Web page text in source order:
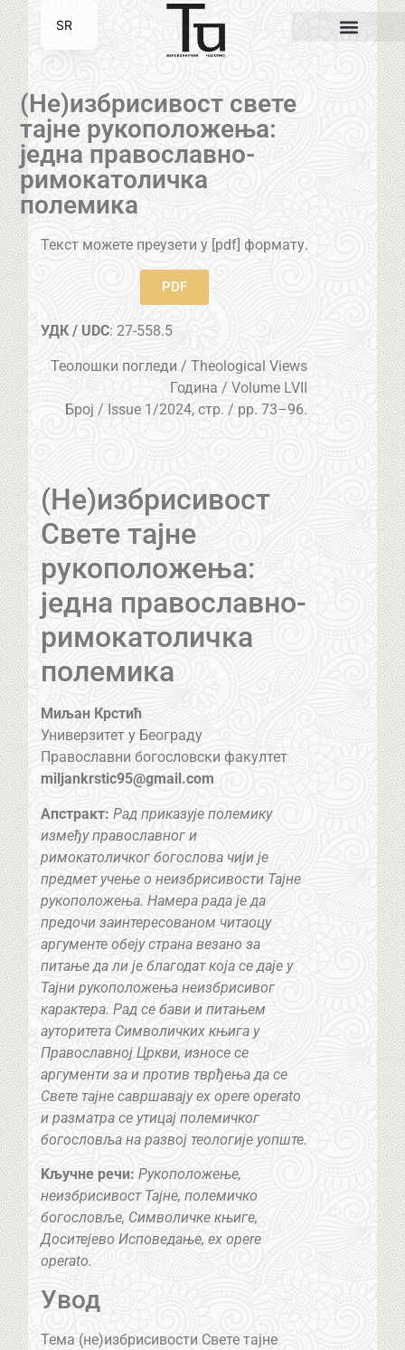
(Не)избрисивост свете
тајне рукоположења:
једна православно-
римокатоличка
полемика
Текст можете преузети у [pdf] формату.
PDF
УДК / UDC: 27-558.5
Теолошки погледи / Theological Views
Година / Volume LVII
Број / Issue 1/2024, стр. / pp. 73–96.
(Не)избрисивост
Свете тајне
рукоположења:
једна православно-
римокатоличка
полемика
Миљан Крстић
Универзитет у Београду
Православни богословски факултет
miljankrstic95@gmail.com
Апстракт: Рад приказује полемику
између православног и
римокатоличког богослова чији је
предмет учење о неизбрисивости Тајне
рукоположења. Намера рада је да
предочи заинтересованом читаоцу
аргументе обеју страна везано за
питање да ли је благодат која се даје у
Тајни рукоположења неизбрисивог
карактера. Рад се бави и питањем
ауторитета Символичких књига у
Православној Цркви, износе се
аргументи за и против тврђења да се
Свете тајне савршавају ex opere operato
и разматра се утицај полемичког
богословља на развој теологије уопште.
Kључне речи: Рукоположење,
неизбрисивост Тајне, полемичко
богословље, Символичке књиге,
Доситејево Исповедање, ex opere
operato.
Увод
Тема (не)избрисивости Свете тајне
SR
EN